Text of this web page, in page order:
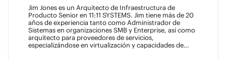
Jim Jones es un Arquitecto de Infraestructura de
Producto Senior en 11:11 SYSTEMS. Jim tiene más de 20
años de experiencia tanto como Administrador de
Sistemas en organizaciones SMB y Enterprise, así como
arquitecto para proveedores de servicios,
especializándose en virtualización y capacidades de